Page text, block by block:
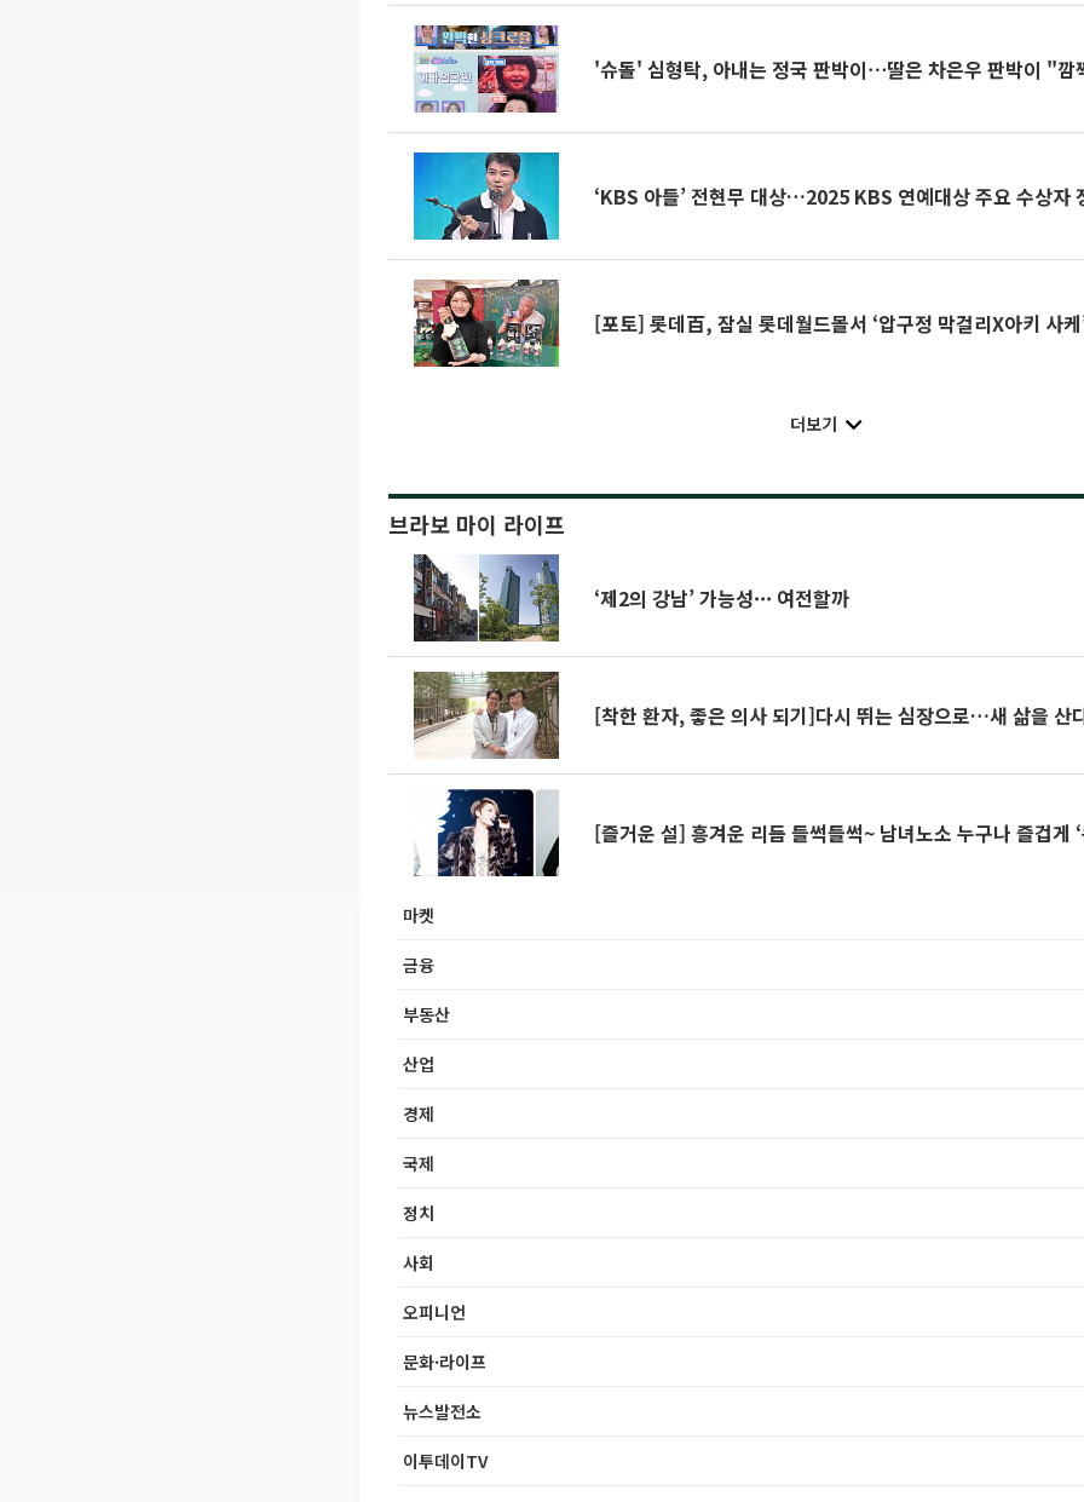
'슈돌' 심형탁, 아내는 정국 판박이⋯딸은 차은우 판박이 "깜
‘KBS 아들’ 전현무 대상…2025 KBS 연예대상 주요 수상자
[포토] 롯데百, 잠실 롯데월드몰서 ‘압구정 막걸리X아키 사케
더보기
브라보 마이 라이프
‘제2의 강남’ 가능성··· 여전할까
[착한 환자, 좋은 의사 되기]다시 뛰는 심장으로…새 삶을 산
[즐거운 설] 흥겨운 리듬 들썩들썩~ 남녀노소 누구나 즐겁게
마켓
금융
부동산
산업
경제
국제
정치
사회
오피니언
문화·라이프
뉴스발전소
이투데이TV